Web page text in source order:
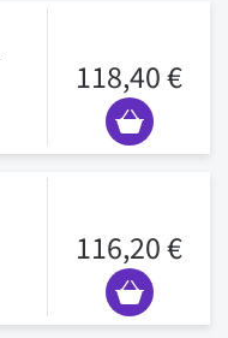
118,40 €
116,20 €